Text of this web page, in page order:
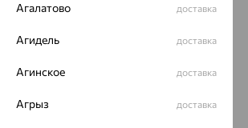
Агалатово доставка
Агидель доставка
Агинское доставка
Агрыз доставка